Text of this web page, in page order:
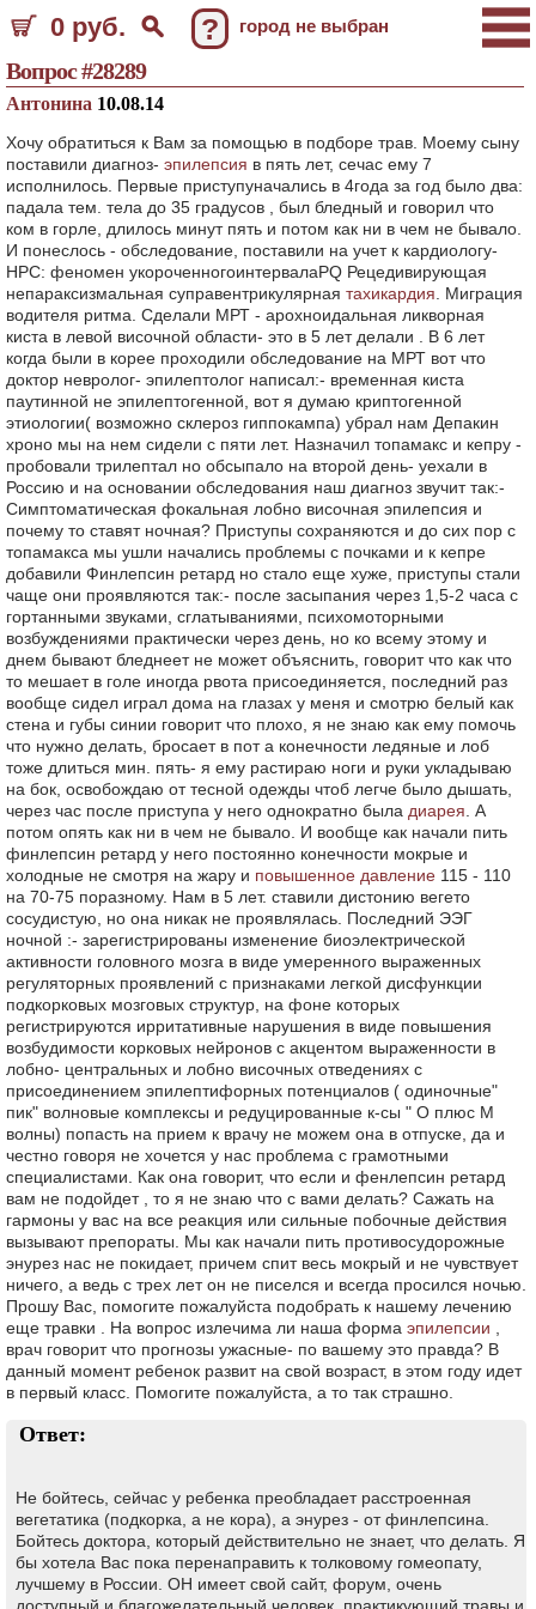
0 руб. ? город не выбран
Вопрос #28289
Антонина 10.08.14
Хочу обратиться к Вам за помощью в подборе трав. Моему сыну
поставили диагноз- эпилепсия в пять лет, сечас ему 7
исполнилось. Первые приступуначались в 4года за год было два:
падала тем. тела до 35 градусов , был бледный и говорил что
ком в горле, длилось минут пять и потом как ни в чем не бывало.
И понеслось - обследование, поставили на учет к кардиологу-
НРС: феномен укороченногоинтервалаPQ Рецедивирующая
непараксизмальная суправентрикулярная тахикардия . Миграция
водителя ритма. Сделали МРТ - арохноидальная ликворная
киста в левой височной области- это в 5 лет делали . В 6 лет
когда были в корее проходили обследование на МРТ вот что
доктор невролог- эпилептолог написал:- временная киста
паутинной не эпилептогенной, вот я думаю криптогенной
этиологии( возможно склероз гиппокампа) убрал нам Депакин
хроно мы на нем сидели с пяти лет. Назначил топамакс и кепру -
пробовали трилептал но обсыпало на второй день- уехали в
Россию и на основании обследования наш диагноз звучит так:-
Симптоматическая фокальная лобно височная эпилепсия и
почему то ставят ночная? Приступы сохраняются и до сих пор с
топамакса мы ушли начались проблемы с почками и к кепре
добавили Финлепсин ретард но стало еще хуже, приступы стали
чаще они проявляются так:- после засыпания через 1,5-2 часа с
гортанными звуками, сглатываниями, психомоторными
возбуждениями практически через день, но ко всему этому и
днем бывают бледнеет не может объяснить, говорит что как что
то мешает в голе иногда рвота присоединяется, последний раз
вообще сидел играл дома на глазах у меня и смотрю белый как
стена и губы синии говорит что плохо, я не знаю как ему помочь
что нужно делать, бросает в пот а конечности ледяные и лоб
тоже длиться мин. пять- я ему растираю ноги и руки укладываю
на бок, освобождаю от тесной одежды чтоб легче было дышать,
через час после приступа у него однократно была диарея . А
потом опять как ни в чем не бывало. И вообще как начали пить
финлепсин ретард у него постоянно конечности мокрые и
холодные не смотря на жару и повышенное давление 115 - 110
на 70-75 поразному. Нам в 5 лет. ставили дистонию вегето
сосудистую, но она никак не проявлялась. Последний ЭЭГ
ночной :- зарегистрированы изменение биоэлектрической
активности головного мозга в виде умеренного выраженных
регуляторных проявлений с признаками легкой дисфункции
подкорковых мозговых структур, на фоне которых
регистрируются ирритативные нарушения в виде повышения
возбудимости корковых нейронов с акцентом выраженности в
лобно- центральных и лобно височных отведениях с
присоединением эпилептифорных потенциалов ( одиночные"
пик" волновые комплексы и редуцированные к-сы " О плюс М
волны) попасть на прием к врачу не можем она в отпуске, да и
честно говоря не хочется у нас проблема с грамотными
специалистами. Как она говорит, что если и фенлепсин ретард
вам не подойдет , то я не знаю что с вами делать? Сажать на
гармоны у вас на все реакция или сильные побочные действия
вызывают препораты. Мы как начали пить противосудорожные
энурез нас не покидает, причем спит весь мокрый и не чувствует
ничего, а ведь с трех лет он не писелся и всегда просился ночью.
Прошу Вас, помогите пожалуйста подобрать к нашему лечению
еще травки . На вопрос излечима ли наша форма эпилепсии
врач говорит что прогнозы ужасные- по вашему это правда? В
данный момент ребенок развит на свой возраст, в этом году идет
в первый класс. Помогите пожалуйста, а то так страшно.
Ответ:
Не бойтесь, сейчас у ребенка преобладает расстроенная
вегетатика (подкорка, а не кора), а энурез - от финлепсина.
Бойтесь доктора, который действительно не знает, что делать. Я
бы хотела Вас пока перенаправить к толковому гомеопату,
лучшему в России. ОН имеет свой сайт, форум, очень